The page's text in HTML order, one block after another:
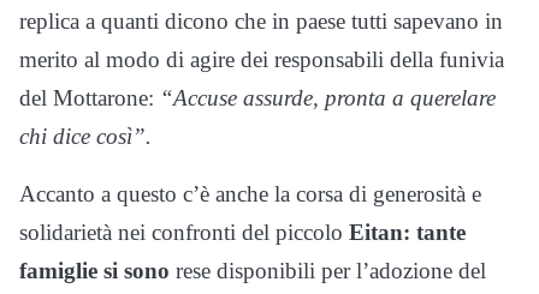
replica a quanti dicono che in paese tutti sapevano in
merito al modo di agire dei responsabili della funivia
del Mottarone: “Accuse assurde, pronta a querelare
chi dice così”.
Accanto a questo c’è anche la corsa di generosità e
solidarietà nei confronti del piccolo Eitan: tante
famiglie si sono rese disponibili per l’adozione del